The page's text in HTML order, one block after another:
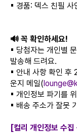
▪︎ 경품: 덱스 친필 사
🔊 꼭 확인하세요!
▪︎ 당첨자는 개인별
발송해 드려요.
▪︎ 안내 사항 확인
운지 메일(
▪︎ 개인정보 파기를
▪︎ 배송 주소가 잘못
[컬리 개인정보 수집